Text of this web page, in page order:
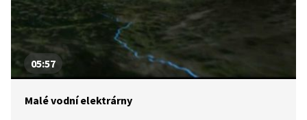
05:57
Malé vodní elektrárny